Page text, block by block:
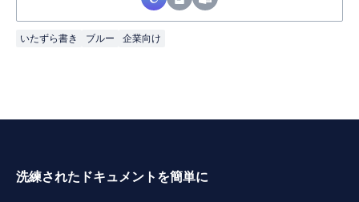
いたずら書き ブルー 企業向け
洗練されたドキュメントを簡単に